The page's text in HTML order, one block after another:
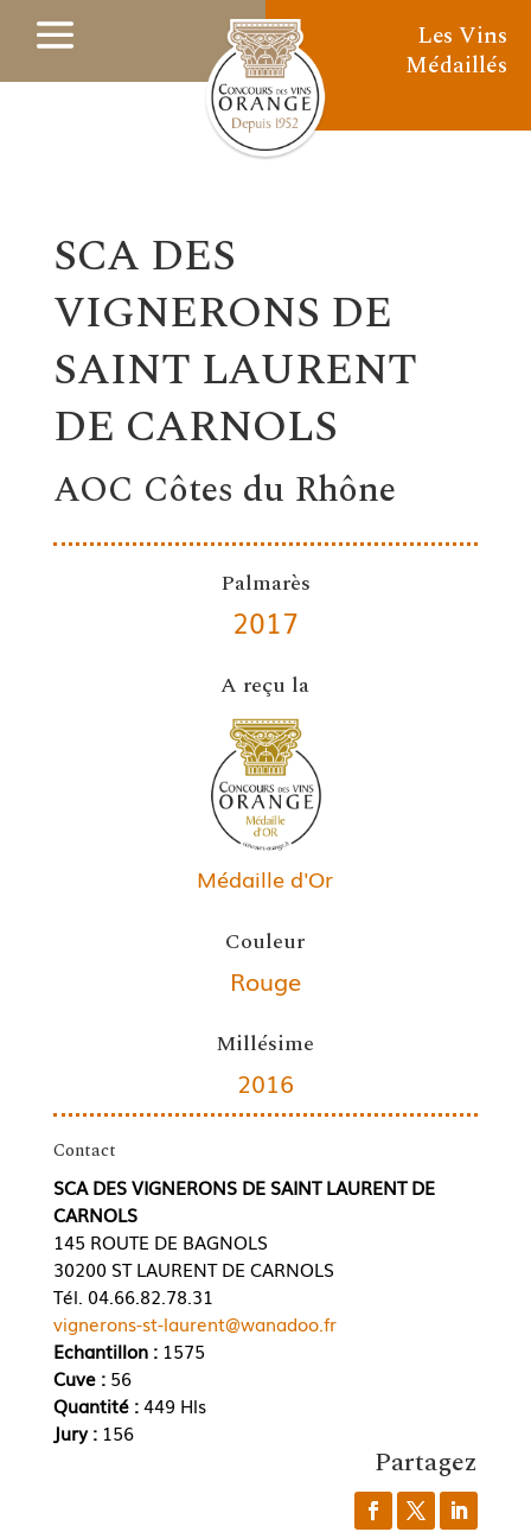
Les Vins
Médaillés
SCA DES
VIGNERONS DE
SAINT LAURENT
DE CARNOLS
AOC Côtes du Rhône
Palmarès
2017
A reçu la
Médaille d'Or
Couleur
Rouge
Millésime
2016
Contact
SCA DES VIGNERONS DE SAINT LAURENT DE
CARNOLS
145 ROUTE DE BAGNOLS
30200 ST LAURENT DE CARNOLS
Tél. 04.66.82.78.31
vignerons-st-laurent@wanadoo.fr
Echantillon :1575
Cuve : 56
Quantité :449 Hls
Jury : 156
Partagez